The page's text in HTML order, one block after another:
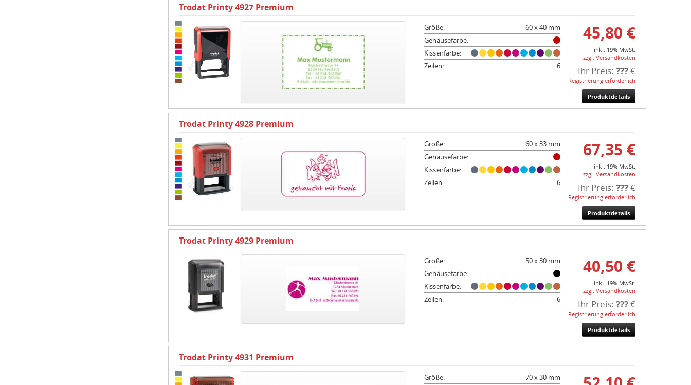
Trodat Printy 4927 Premium
45,80 €
inkl. 19% MwSt.
zzgl. Versandkosten
Ihr Preis: ???€
Registrierung erforderlich
Produktdetails
Größe:
60 x 40 mm
Gehäusefarbe:
Kissenfarbe:
Zeilen:
6
Trodat Printy 4928 Premium
67,35 €
inkl. 19% MwSt.
zzgl. Versandkosten
Ihr Preis: ???€
Registrierung erforderlich
Produktdetails
Größe:
60 x 33 mm
Gehäusefarbe:
Kissenfarbe:
Zeilen:
6
Trodat Printy 4929 Premium
40,50 €
inkl. 19% MwSt.
zzgl. Versandkosten
Ihr Preis: ???€
Registrierung erforderlich
Produktdetails
Größe:
50 x 30 mm
Gehäusefarbe:
Kissenfarbe:
Zeilen:
6
Trodat Printy 4931 Premium
Größe: 70 x 30 mm